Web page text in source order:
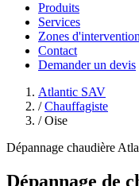
Produits
Services
Zones d'intervention
Contact
Demander un devis
Atlantic SAV
/ Chauffagiste
/ Oise
Dépannage chaudière
Dépannage de